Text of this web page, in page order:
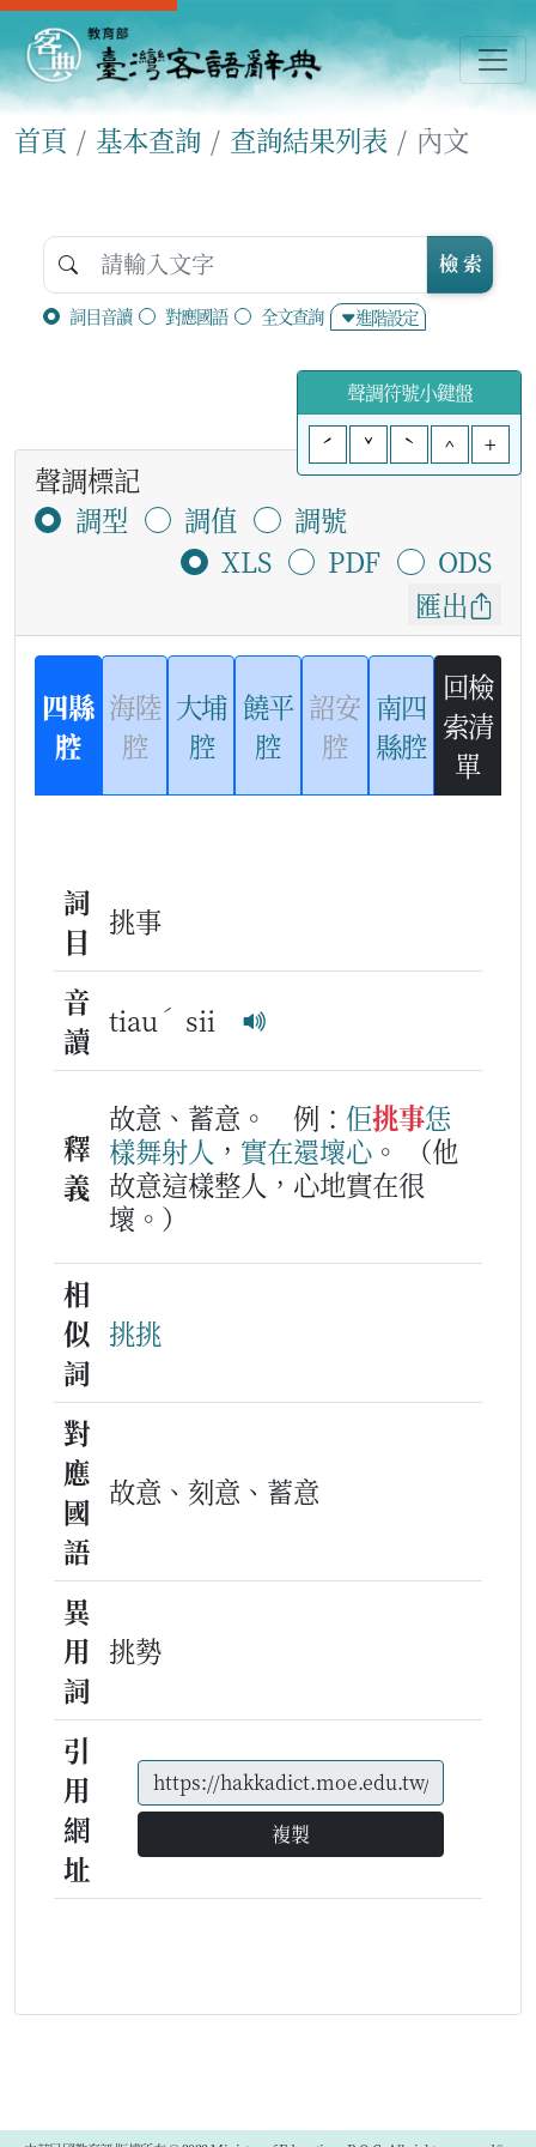
首頁 基本查詢 查詢結果列表 內文
詞目音讀 對應國語 全文查詢 進階設定
檢 索
聲調符號小鍵盤
ˊ
ˇ ˋ ^ +
聲調標記
調型
調值
調號
XLS
PDF
ODS
匯出
四縣
腔
海陸
腔
大埔
腔
饒平
腔
詔安
腔
南四
縣腔
回檢
索清
單
詞
目
挑事
音
讀
tiau ˊ sii
釋
義
故意、蓄意。 例： 佢挑事恁
樣舞射人 ， 實在還壞心 。
（他
故意這樣整人，心地實在很
壞。）
相
似
詞
挑挑
對
應
國
語
故意、刻意、蓄意
異
用
詞
挑勢
引
用
網
址
複製